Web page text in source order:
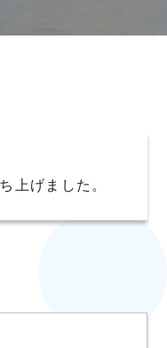
上げました。